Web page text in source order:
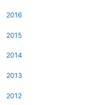
2016
2015
2014
2013
2012